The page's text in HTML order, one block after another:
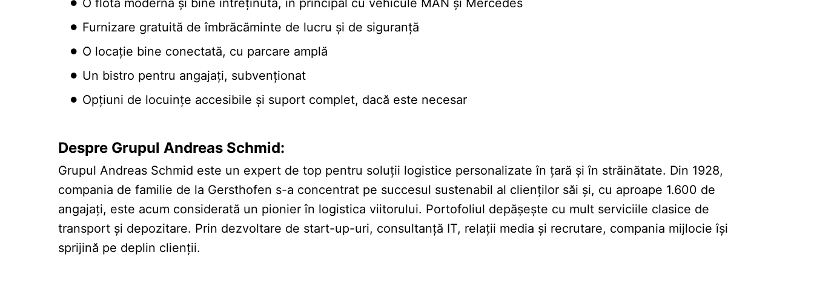
Furnizare gratuită de îmbrăcăminte de lucru și de siguranță
O locație bine conectată, cu parcare amplă
Un bistro pentru angajați, subvenționat
Opțiuni de locuințe accesibile și suport complet, dacă este necesar
Despre Grupul Andreas Schmid:
Grupul Andreas Schmid este un expert de top pentru soluții logistice personalizate în țară și în străinătate. Din 1928,
compania de familie de la Gersthofen s-a concentrat pe succesul sustenabil al clienților săi și, cu aproape 1.600 de
angajați, este acum considerată un pionier în logistica viitorului. Portofoliul depășește cu mult serviciile clasice de
transport și depozitare. Prin dezvoltare de start-up-uri, consultanță IT, relații media și recrutare, compania mijlocie își
sprijină pe deplin clienții.